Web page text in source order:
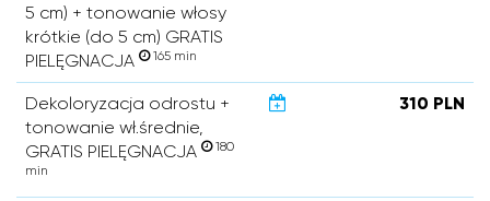
5 cm) + tonowanie włosy
krótkie (do 5 cm) GRATIS
PIELĘGNACJA
165 min
Dekoloryzacja odrostu +
tonowanie wł.średnie,
GRATIS PIELĘGNACJA
180
min
310 PLN